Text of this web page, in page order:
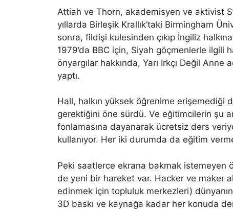
Attiah ve Thorn, akademisyen ve aktivist
yıllarda Birleşik Krallık’taki Birmingham
sonra, fildişi kulesinden çıkıp İngiliz
1979’da BBC için, Siyah göçmenlerle ilgili
önyargılar hakkında, Yarı Irkçı Değil
yaptı.
Hall, halkın yüksek öğrenime erişemediği
gerektiğini öne sürdü. Ve eğitimcilerin şu
fonlamasına dayanarak ücretsiz ders
kullanıyor. Her iki durumda da eğitim
Peki saatlerce ekrana bakmak istemeyen
de yeni bir hareket var. Hacker ve maker
edinmek için topluluk merkezleri)
3D baskı ve kaynağa kadar her konuda